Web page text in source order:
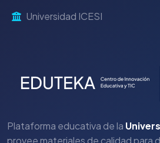
Universidad ICESI
Plataforma educativa de la